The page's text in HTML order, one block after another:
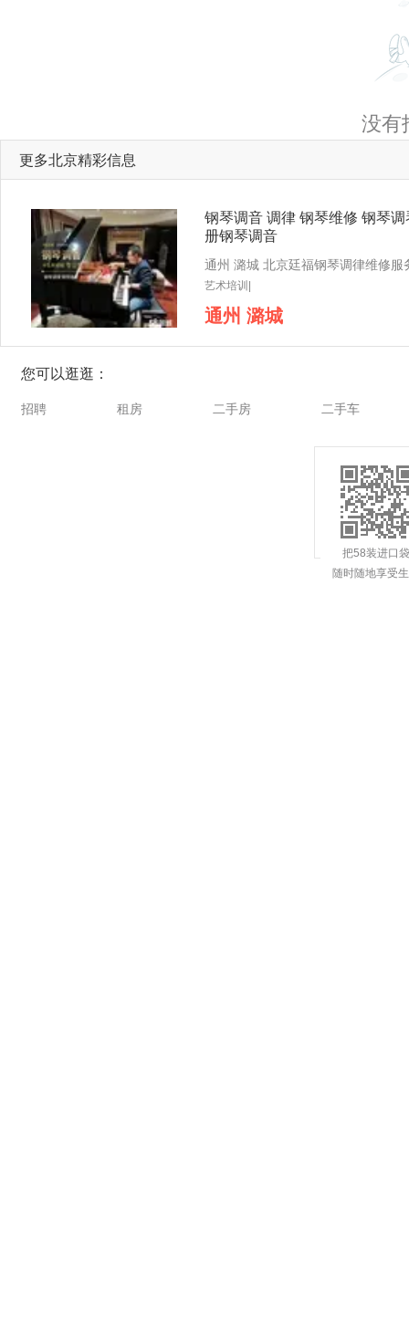
没有
更多北京精彩信息
钢琴调音 调律 钢琴维修 钢琴调
册钢琴调音
艺术培训|
通州 潞城
您可以逛逛：
招聘 租房 二手房 二手车
把58装进口袋
随时随地享受